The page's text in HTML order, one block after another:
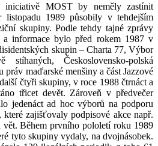
MOST by neměly zastínit
listopadu 1989 působily v tehdejším
skupiny. Podle tehdy tajné zprávy
a informace bylo před rokem 1987 v
skupin – Charta 77, Výbor
stíhaných, Československo-polská
maďarské menšiny a část Jazzové
čtyři skupiny, v roce 1988 čtrnáct a
třicet devět. Zároveň v předvečer
jedenáct ad hoc výborů na podporu
zajišťovaly podpisové akce např.
Během prvního pololetí roku 1989
tyto skupiny vydaly, na dvojnásobek.